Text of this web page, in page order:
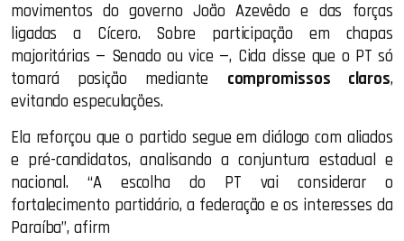
movimentos do governo João Azevêdo e das forças
ligadas a Cícero. Sobre participação em chapas
majoritárias — Senado ou vice —, Cida disse que o PT só
tomará posição mediante compromissos claros,
evitando especulações.
Ela reforçou que o partido segue em diálogo com aliados
e pré-candidatos, analisando a conjuntura estadual e
nacional. “A escolha do PT vai considerar o
fortalecimento partidário, a federação e os interesses da
Paraíba”, afirm